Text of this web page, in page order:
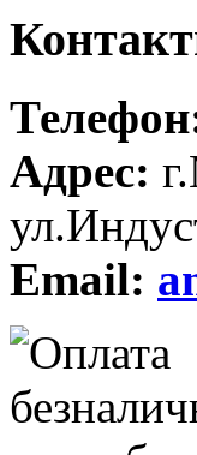
Адрес:
Email: